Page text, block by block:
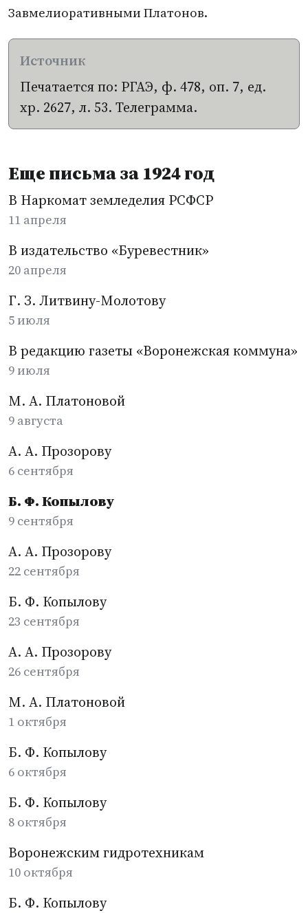
Завмелиоративными Платонов.
Печатается по: РГАЭ, ф. 478, оп. 7, ед.
хр. 2627, л. 53. Телеграмма.
Еще письма за 1924 год
В Наркомат земледелия РСФСР
11 апреля
В издательство «Буревестник»
20 апреля
Г. З. Литвину-Молотову
5 июля
В редакцию газеты «Воронежская коммуна»
9 июля
М. А. Платоновой
9 августа
А. А. Прозорову
6 сентября
Б. Ф. Копылову
9 сентября
А. А. Прозорову
22 сентября
Б. Ф. Копылову
23 сентября
А. А. Прозорову
26 сентября
М. А. Платоновой
1 октября
Б. Ф. Копылову
6 октября
Б. Ф. Копылову
8 октября
Воронежским гидротехникам
10 октября
Б. Ф. Копылову